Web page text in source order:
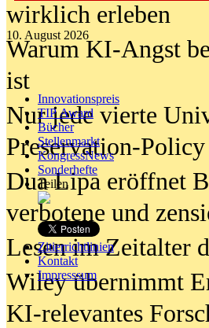
10. August 2026
Innovationspreis
TIP Award
Bücher
Stellenmarkt
KongressNews
Sonderhefte
Teilen
Zitierrichtlinien
Kontakt
Impresssum
wirklich erleben
Warum KI-Angst
ist
Nur jede vierte
Preservation-Policy
Dua Lipa eröffnet
verbotene und
Lesen im Zeitalter
Wiley übernimmt
KI-relevantes